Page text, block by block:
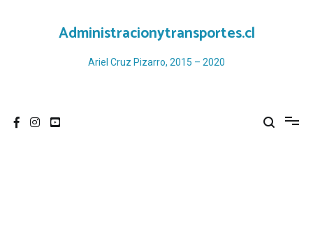
Administracionytransportes.cl
Ariel Cruz Pizarro, 2015 – 2020